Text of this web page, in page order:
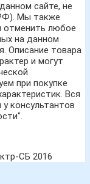
сайте, не
Мы также
отменить любое
на данном
Описание товара
и могут
при покупке
Вся
консультантов
СБ 2016